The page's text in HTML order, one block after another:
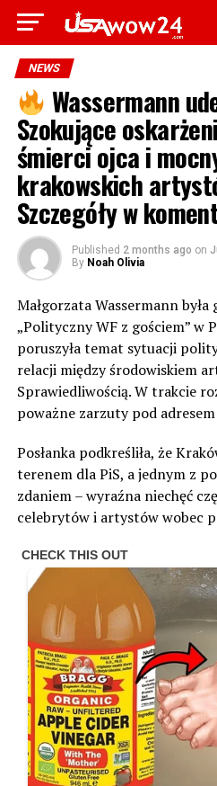
NEWS
Wassermann
Szokujące
śmierci ojca i
krakowskich
Szczegóły w
Published 2 months ago on
By Noah Olivia
Małgorzata Wassermann
„Polityczny WF z gościem” w
poruszyła temat sytuacji
relacji między środowiskiem
Sprawiedliwością. W trakcie
poważne zarzuty pod
Posłanka podkreśliła, że
terenem dla PiS, a jednym z
zdaniem – wyraźna niechęć
celebrytów i artystów wobec